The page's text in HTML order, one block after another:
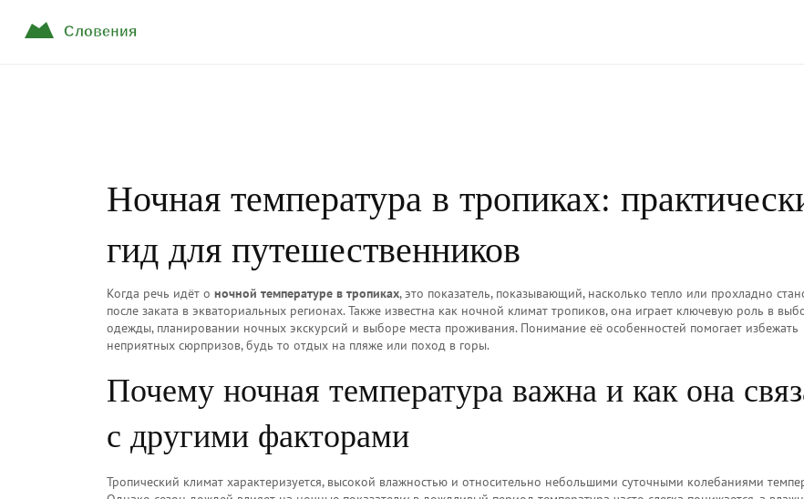
Ночная температура в тропиках:
гид для путешественников
Когда речь идёт о ночной температуре в тропиках,это показатель, показывающий, насколько тепло или прохладно
после заката в экваториальных регионах. Также известна как ночной климат тропиков, она играет ключевую роль в
одежды, планировании ночных экскурсий и выборе места проживания. Понимание её особенностей помогает избежать
неприятных сюрпризов, будь то отдых на пляже или поход в горы.
Почему ночная температура важна и как она
с другими факторами
Тропический климат характеризуется, высокой влажностью и относительно небольшими суточными колебаниями